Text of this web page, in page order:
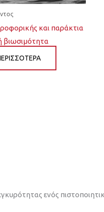
και παράκτια
βιωσιμότητα
ενός